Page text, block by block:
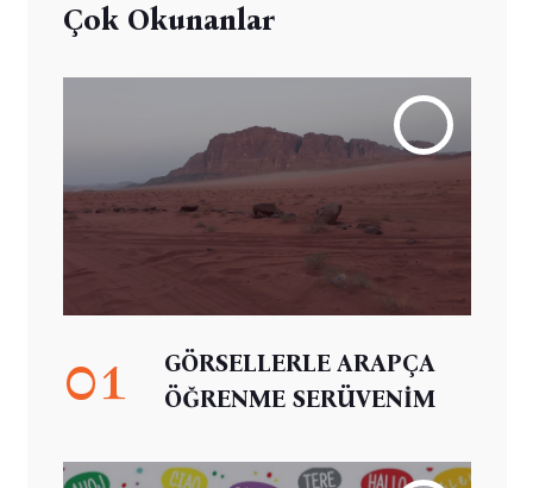
Çok Okunanlar
01
GÖRSELLERLE ARAPÇA
ÖĞRENME SERÜVENİM